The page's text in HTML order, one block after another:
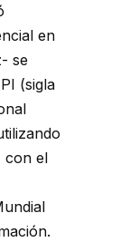
en
se
(sigla
con el